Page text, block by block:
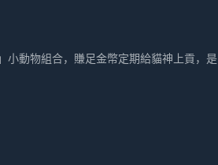
小動物組合，賺足金幣定期給貓神上貢，是